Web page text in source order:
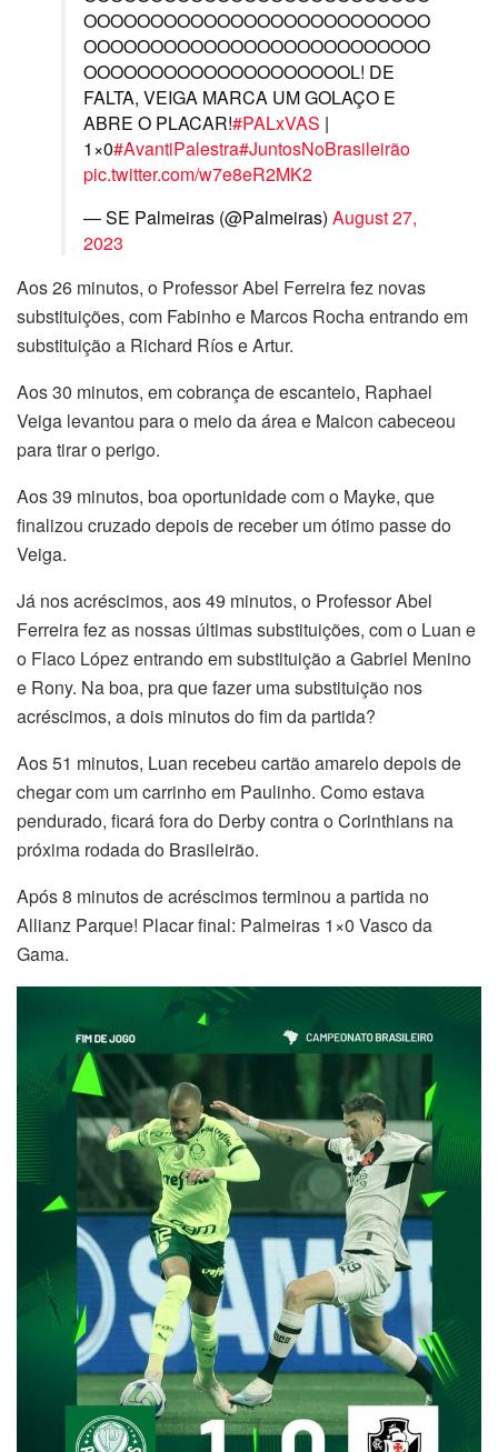
OOOOOOOOOOOOOOOOOOOOOOOOOO
OOOOOOOOOOOOOOOOOOOOOOOOOO
OOOOOOOOOOOOOOOOOOOOL! DE
FALTA, VEIGA MARCA UM GOLAÇO E
ABRE O PLACAR!#PALxVAS |
1×0#AvantiPalestra#JuntosNoBrasileirão
pic.twitter.com/w7e8eR2MK2
— SE Palmeiras (@Palmeiras) August 27,
2023
Aos 26 minutos, o Professor Abel Ferreira fez novas
substituições, com Fabinho e Marcos Rocha entrando em
substituição a Richard Ríos e Artur.
Aos 30 minutos, em cobrança de escanteio, Raphael
Veiga levantou para o meio da área e Maicon cabeceou
para tirar o perigo.
Aos 39 minutos, boa oportunidade com o Mayke, que
finalizou cruzado depois de receber um ótimo passe do
Veiga.
Já nos acréscimos, aos 49 minutos, o Professor Abel
Ferreira fez as nossas últimas substituições, com o Luan e
o Flaco López entrando em substituição a Gabriel Menino
e Rony. Na boa, pra que fazer uma substituição nos
acréscimos, a dois minutos do fim da partida?
Aos 51 minutos, Luan recebeu cartão amarelo depois de
chegar com um carrinho em Paulinho. Como estava
pendurado, ficará fora do Derby contra o Corinthians na
próxima rodada do Brasileirão.
Após 8 minutos de acréscimos terminou a partida no
Allianz Parque! Placar final: Palmeiras 1×0 Vasco da
Gama.